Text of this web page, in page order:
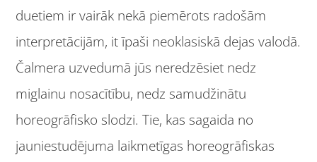
duetiem ir vairāk nekā piemērots radošām
interpretācijām, it īpaši neoklasiskā dejas valodā.
Čalmera uzvedumā jūs neredzēsiet nedz
miglainu nosacītību, nedz samudžinātu
horeogrāfisko slodzi. Tie, kas sagaida no
jauniestudējuma laikmetīgas horeogrāfiskas